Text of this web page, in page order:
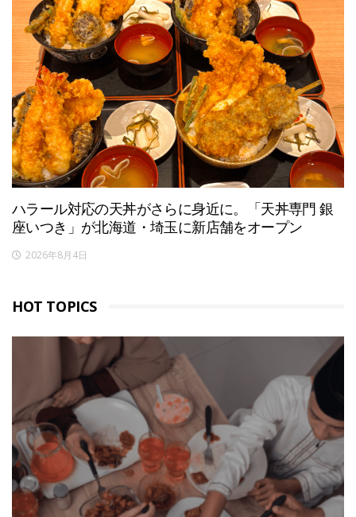
ハラール対応の天丼がさらに身近に。「天丼専門 銀
座いつき」が北海道・埼玉に新店舗をオープン
2026年8月4日
HOT TOPICS